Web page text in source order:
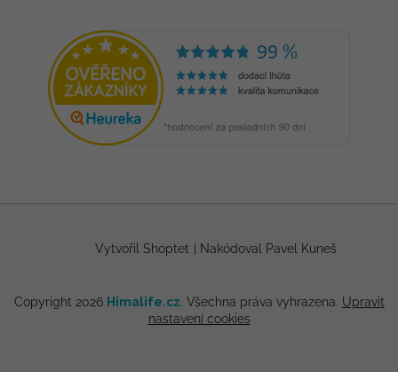
Vytvořil Shoptet Nakódoval Pavel Kuneš
Copyright 2026 Himalife.cz. Všechna práva vyhrazena. Upravit
nastavení cookies